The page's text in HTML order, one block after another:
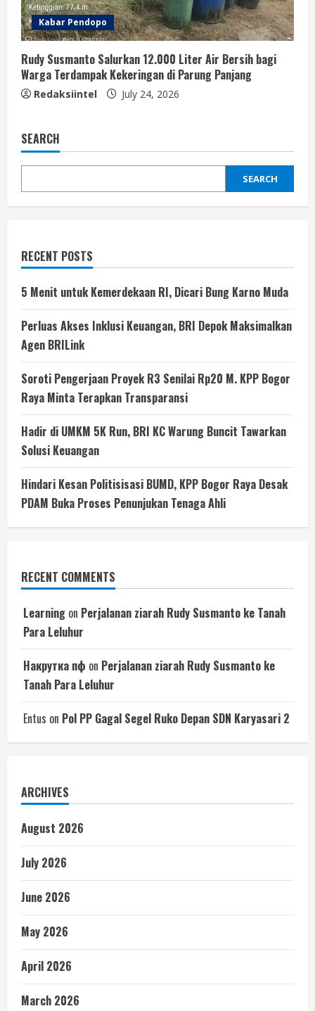
Kabar Pendopo
Rudy Susmanto Salurkan 12.000 Liter Air Bersih bagi
Warga Terdampak Kekeringan di Parung Panjang
Redaksiintel July 24, 2026
SEARCH
SEARCH
RECENT POSTS
5 Menit untuk Kemerdekaan RI, Dicari Bung Karno Muda
Perluas Akses Inklusi Keuangan, BRI Depok Maksimalkan
Agen BRILink
Soroti Pengerjaan Proyek R3 Senilai Rp20 M. KPP Bogor
Raya Minta Terapkan Transparansi
Hadir di UMKM 5K Run, BRI KC Warung Buncit Tawarkan
Solusi Keuangan
Hindari Kesan Politisisasi BUMD, KPP Bogor Raya Desak
PDAM Buka Proses Penunjukan Tenaga Ahli
RECENT COMMENTS
Learning on Perjalanan ziarah Rudy Susmanto ke Tanah
Para Leluhur
Накрутка пф on Perjalanan ziarah Rudy Susmanto ke
Tanah Para Leluhur
Entus on Pol PP Gagal Segel Ruko Depan SDN Karyasari 2
ARCHIVES
August 2026
July 2026
June 2026
May 2026
April 2026
March 2026